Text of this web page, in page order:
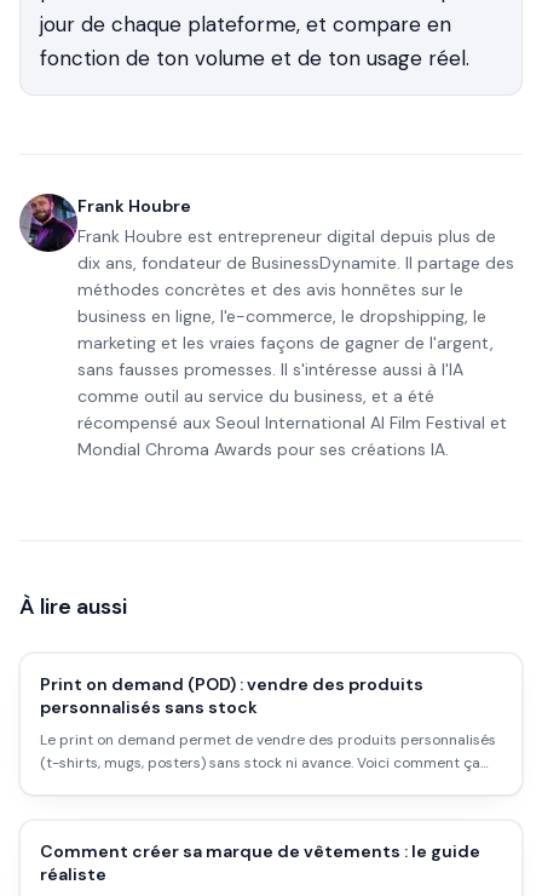
jour de chaque plateforme, et compare en
fonction de ton volume et de ton usage réel.
Frank Houbre
Frank Houbre est entrepreneur digital depuis plus de
dix ans, fondateur de BusinessDynamite. Il partage des
méthodes concrètes et des avis honnêtes sur le
business en ligne, l'e-commerce, le dropshipping, le
marketing et les vraies façons de gagner de l'argent,
sans fausses promesses. Il s'intéresse aussi à l'IA
comme outil au service du business, et a été
récompensé aux Seoul International AI Film Festival et
Mondial Chroma Awards pour ses créations IA.
À lire aussi
Print on demand (POD) : vendre des produits
personnalisés sans stock
Le print on demand permet de vendre des produits personnalisés
(t-shirts, mugs, posters) sans stock ni avance. Voici comment ça
Comment créer sa marque de vêtements : le guide
réaliste